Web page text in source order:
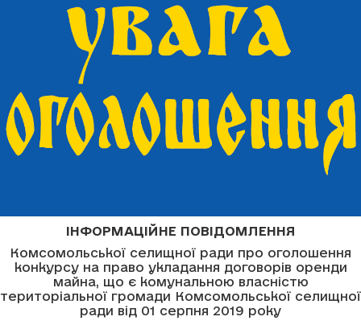
ІНФОРМАЦІЙНЕ ПОВІДОМЛЕННЯ
Комсомольської селищної ради про оголошення
конкурсу на право укладання договорів оренди
майна, що є комунальною власністю
територіальної громади Комсомольської селищної
ради від 01 серпня 2019 року